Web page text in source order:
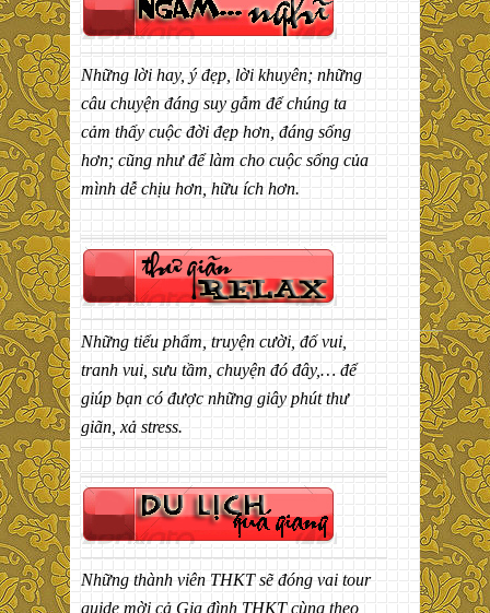
Những lời hay, ý đẹp, lời khuyên; những
câu chuyện đáng suy gẫm để chúng ta
cảm thấy cuộc đời đẹp hơn, đáng sống
hơn; cũng như để làm cho cuộc sống của
mình dễ chịu hơn, hữu ích hơn.
Những tiểu phẩm, truyện cười, đố vui,
tranh vui, sưu tầm, chuyện đó đây,… để
giúp bạn có được những giây phút thư
giãn, xả stress.
Những thành viên THKT sẽ đóng vai tour
guide mời cả Gia đình THKT cùng theo